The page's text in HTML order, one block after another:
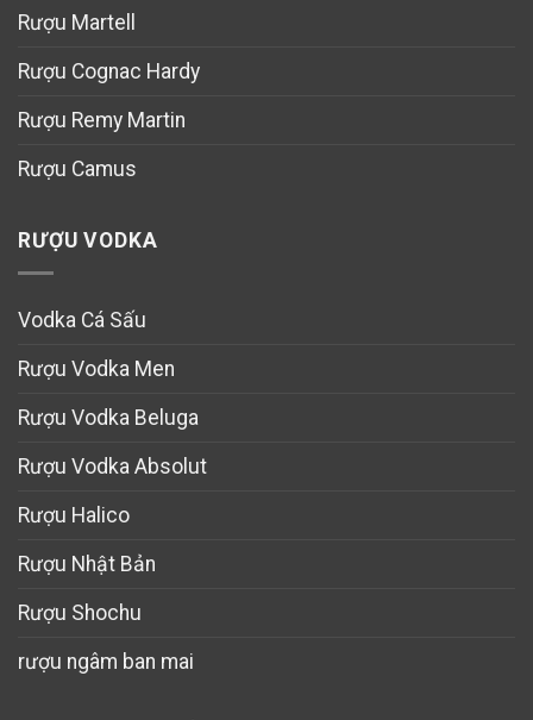
Rượu Martell
Rượu Cognac Hardy
Rượu Remy Martin
Rượu Camus
RƯỢU VODKA
Vodka Cá Sấu
Rượu Vodka Men
Rượu Vodka Beluga
Rượu Vodka Absolut
Rượu Halico
Rượu Nhật Bản
Rượu Shochu
rượu ngâm ban mai